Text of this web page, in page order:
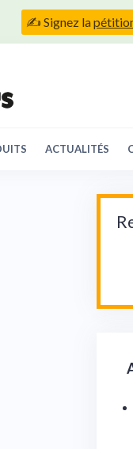
✍️ Signez la
ACTUALITÉS